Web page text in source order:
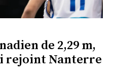
de 2,29 m,
rejoint Nanterre